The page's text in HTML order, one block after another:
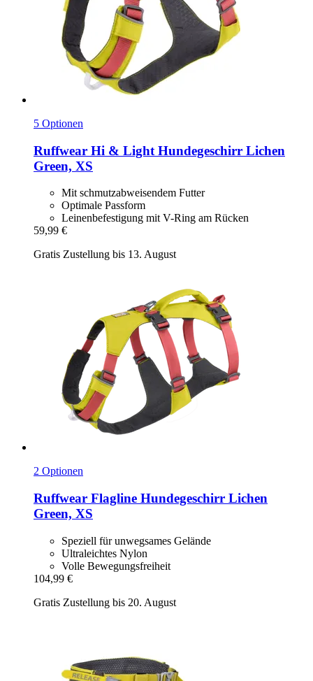
5 Optionen
Ruffwear Hi & Light Hundegeschirr Lichen
Green, XS
Mit schmutzabweisendem Futter
Optimale Passform
Leinenbefestigung mit V-Ring am Rücken
59,99 €
Gratis Zustellung bis 13. August
2 Optionen
Ruffwear Flagline Hundegeschirr Lichen
Green, XS
Speziell für unwegsames Gelände
Ultraleichtes Nylon
Volle Bewegungsfreiheit
104,99 €
Gratis Zustellung bis 20. August